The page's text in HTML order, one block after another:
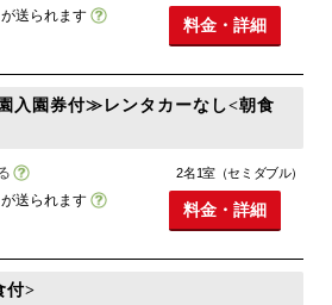
送られます
料金・詳細
入園券付≫レンタカーなし<朝食
送られます
2名1室（セミダブル）
料金・詳細
付>